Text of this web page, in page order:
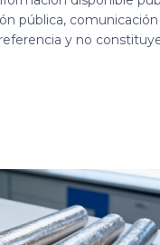
pública,
y no